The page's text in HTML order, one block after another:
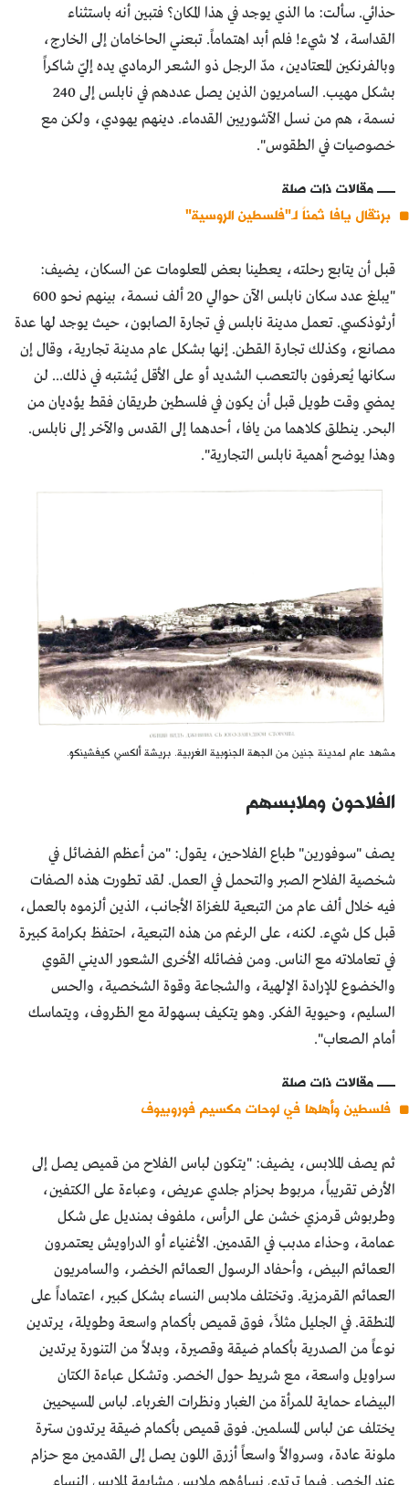
حذائي. سألت: ما الذي يوجد في هذا المكان؟ فتبين أنه باستثناء
القداسة، لا شيء! فلم أبد اهتماماً. تبعني الحاخامان إلى الخارج،
وبالفرنكين المعتادين، مدّ الرجل ذو الشعر الرمادي يده إليّ شاكراً
بشكل مهيب. السامريون الذين يصل عددهم في نابلس إلى 240
نسمة، هم من نسل الآشوريين القدماء. دينهم يهودي، ولكن مع
خصوصيات في الطقوس".
مقالات ذات صلة
برتقال يافا ثمناً لـ"فلسطين الروسية"
قبل أن يتابع رحلته، يعطينا بعض المعلومات عن السكان، يضيف:
"يبلغ عدد سكان نابلس الآن حوالي 20 ألف نسمة، بينهم نحو 600
أرثوذكسي. تعمل مدينة نابلس في تجارة الصابون، حيث يوجد لها عدة
مصانع، وكذلك تجارة القطن. إنها بشكل عام مدينة تجارية، وقال إن
سكانها يُعرفون بالتعصب الشديد أو على الأقل يُشتبه في ذلك... لن
يمضي وقت طويل قبل أن يكون في فلسطين طريقان فقط يؤديان من
البحر. ينطلق كلاهما من يافا، أحدهما إلى القدس والآخر إلى نابلس.
وهذا يوضح أهمية نابلس التجارية".
مشهد عام لمدينة جنين من الجهة الجنوبية الغربية. بريشة ألكسي كيفشينكو.
الفلاحون وملابسهم
يصف "سوفورين" طباع الفلاحين، يقول: "من أعظم الفضائل في
شخصية الفلاح الصبر والتحمل في العمل. لقد تطورت هذه الصفات
فيه خلال ألف عام من التبعية للغزاة الأجانب، الذين ألزموه بالعمل،
قبل كل شيء. لكنه، على الرغم من هذه التبعية، احتفظ بكرامة كبيرة
في تعاملاته مع الناس. ومن فضائله الأخرى الشعور الديني القوي
والخضوع للإرادة الإلهية، والشجاعة وقوة الشخصية، والحس
السليم، وحيوية الفكر. وهو يتكيف بسهولة مع الظروف، ويتماسك
أمام الصعاب".
مقالات ذات صلة
فلسطين وأهلها في لوحات مكسيم فوروبيوف
ثم يصف الملابس، يضيف: "يتكون لباس الفلاح من قميص يصل إلى
الأرض تقريباً، مربوط بحزام جلدي عريض، وعباءة على الكتفين،
وطربوش قرمزي خشن على الرأس، ملفوف بمنديل على شكل
عمامة، وحذاء مدبب في القدمين. الأغنياء أو الدراويش يعتمرون
العمائم البيض، وأحفاد الرسول العمائم الخضر، والسامريون
العمائم القرمزية. وتختلف ملابس النساء بشكل كبير، اعتماداً على
المنطقة. في الجليل مثلاً، فوق قميص بأكمام واسعة وطويلة، يرتدين
نوعاً من الصدرية بأكمام ضيقة وقصيرة، وبدلاً من التنورة يرتدين
سراويل واسعة، مع شريط حول الخصر. وتشكل عباءة الكتان
البيضاء حماية للمرأة من الغبار ونظرات الغرباء. لباس المسيحيين
يختلف عن لباس المسلمين. فوق قميص بأكمام ضيقة يرتدون سترة
ملونة عادة، وسروالاً واسعاً أزرق اللون يصل إلى القدمين مع حزام